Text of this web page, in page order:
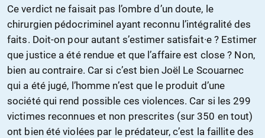
Ce verdict ne faisait pas l’ombre d’un doute, le
chirurgien pédocriminel ayant reconnu l’intégralité des
faits. Doit-on pour autant s’estimer satisfait·e ? Estimer
que justice a été rendue et que l’affaire est close ? Non,
bien au contraire. Car si c’est bien Joël Le Scouarnec
qui a été jugé, l’homme n’est que le produit d’une
société qui rend possible ces violences. Car si les 299
victimes reconnues et non prescrites (sur 350 en tout)
ont bien été violées par le prédateur, c’est la faillite des